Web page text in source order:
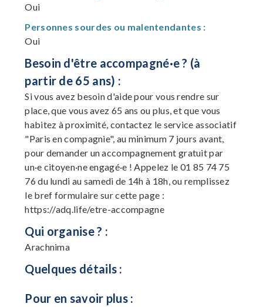
Oui
Personnes sourdes ou malentendantes :
Oui
Besoin d'être accompagné·e ? (à
partir de 65 ans) :
Si vous avez besoin d'aide pour vous rendre sur
place, que vous avez 65 ans ou plus, et que vous
habitez à proximité, contactez le service associatif
"Paris en compagnie", au minimum 7 jours avant,
pour demander un accompagnement gratuit par
un·e citoyen·ne engagé·e ! Appelez le 01 85 74 75
76 du lundi au samedi de 14h à 18h, ou remplissez
le bref formulaire sur cette page :
https://adq.life/etre-accompagne
Qui organise ? :
Arachnima
Quelques détails :
Pour en savoir plus :